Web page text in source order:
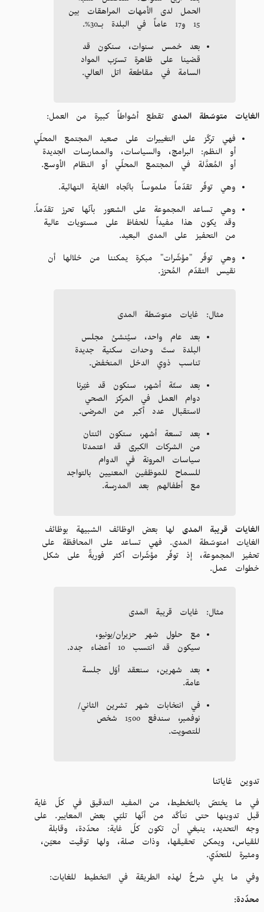
الحمل لدى الأمهات المراهقات بين
15 و17 عاماً في البلدة بـ30%.
بعد خمس سنوات، سنكون قد
قضينا على ظاهرة تسرّب المواد
السامة في مقاطعة اتل العالي.
الغايات متوسّطة المدى تقطع أشواطاً كبيرة من العمل:
فهي تركّز على التغييرات على صعيد المجتمع المحلّي
أو النظم: البرامج، والسياسات، والممارسات الجديدة
أو المُعدَّلة في المجتمع المحلّي أو النظام الأوسع.
وهي توفّر تقدّماً ملموساً باتّجاه الغاية النهائية.
وهي تساعد المجموعة على الشعور بأنّها تحرز تقدّماً.
وقد يكون هذا مفيداً للحفاظ على مستويات عالية
من التحفيز على المدى البعيد.
وهي توفّر "مؤشّرات" مبكرة يمكننا من خلالها أن
نقيس التقدّم المُحرَز.
مثال: غايات متوسّطة المدى
بعد عام واحد، سيُنشئ مجلس
البلدة ستّ وحدات سكنية جديدة
تناسب ذوي الدخل المنخفض.
بعد ستّة أشهر، سنكون قد غيّرنا
دوام العمل في المركز الصحي
لاستقبال عدد أكبر من المرضى.
بعد تسعة أشهر، ستكون اثنتان
من الشركات الكبرى قد اعتمدتا
سياسات المرونة في الدوام
للسماح للموظفين المعنيين بالتواجد
مع أطفالهم بعد المدرسة.
الغايات قريبة المدى لها بعض الوظائف الشبيهة بوظائف
الغايات امتوسّطة المدى. فهي تساعد على المحافظة على
تحفيز المجموعة، إذ توفّر مؤشّرات أكثر فوريةً على شكل
خطوات عمل.
مثال: غايات قريبة المدى
مع حلول شهر حزيران/يونيو،
سيكون قد انتسب 10 أعضاء جدد.
بعد شهرين، سنعقد أوّل جلسة
عامة.
في انتخابات شهر تشرين الثاني/
نوفمبر، سندفع 1500 شخص
للتصويت.
تدوين غاياتنا
في ما يختصّ بالتخطيط، من المفيد التدقيق في كلّ غاية
قبل تدوينها حتى نتأكّد من أنّها تلبّي بعض المعايير. على
وجه التحديد، ينبغي أن تكون كلّ غاية: محدّدة، وقابلة
للقياس، ويمكن تحقيقها، وذات صلة، ولها توقيت معيّن،
ومثيرة للتحدّي.
وفي ما يلي شرحٌ لهذه الطريقة في التخطيط للغايات:
محدّدة: